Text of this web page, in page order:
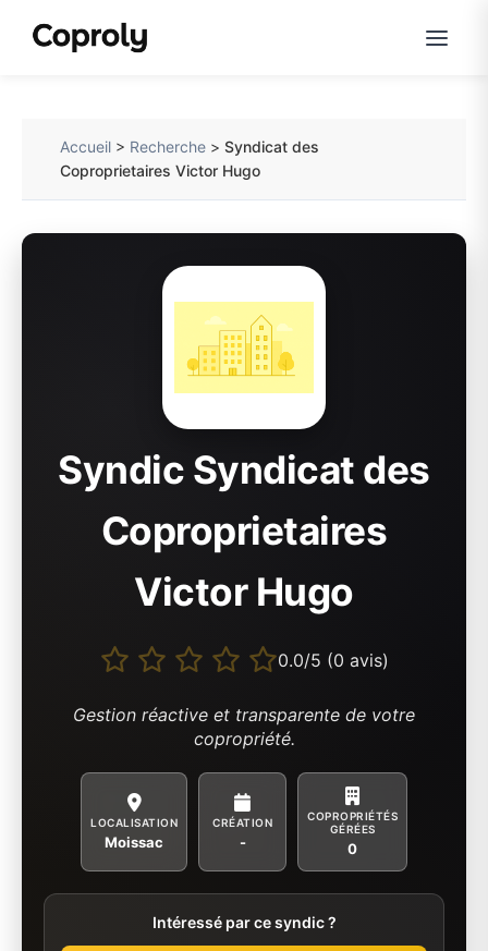
Accueil > Recherche >Syndicat des
Coproprietaires Victor Hugo
Syndic Syndicat des
Coproprietaires
Victor Hugo
0.0/5 (0 avis)
Gestion réactive et transparente de votre
copropriété.
LOCALISATION
Moissac
CRÉATION
-
COPROPRIÉTÉS
GÉRÉES
0
Intéressé par ce syndic ?